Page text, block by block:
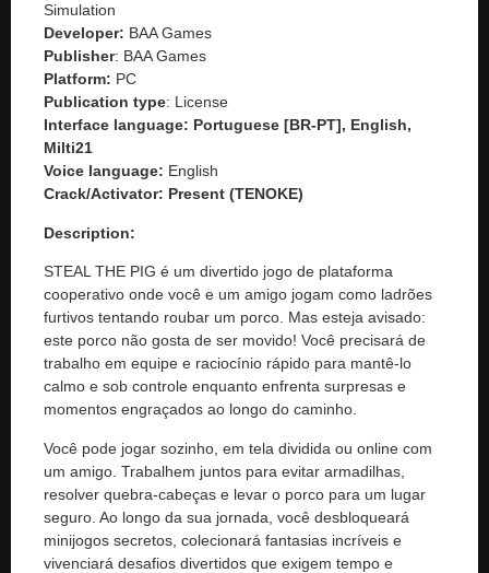
Simulation
Developer: BAA Games
Publisher: BAA Games
Platform: PC
Publication type: License
Interface language: Portuguese [BR-PT], English,
Milti21
Voice language: English
Crack/Activator: Present (TENOKE)
Description:
STEAL THE PIG é um divertido jogo de plataforma
cooperativo onde você e um amigo jogam como ladrões
furtivos tentando roubar um porco. Mas esteja avisado:
este porco não gosta de ser movido! Você precisará de
trabalho em equipe e raciocínio rápido para mantê-lo
calmo e sob controle enquanto enfrenta surpresas e
momentos engraçados ao longo do caminho.
Você pode jogar sozinho, em tela dividida ou online com
um amigo. Trabalhem juntos para evitar armadilhas,
resolver quebra-cabeças e levar o porco para um lugar
seguro. Ao longo da sua jornada, você desbloqueará
minijogos secretos, colecionará fantasias incríveis e
vivenciará desafios divertidos que exigem tempo e